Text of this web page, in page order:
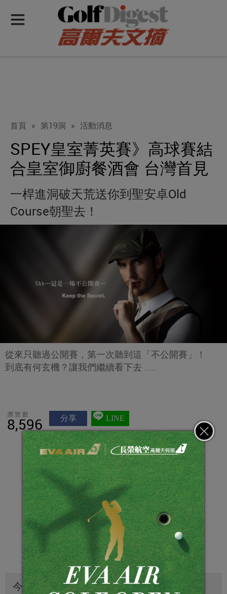
首頁 » 第19洞 » 活動消息
SPEY皇室菁英賽》高球賽結
合皇室御廚餐酒會 台灣首見
一桿進洞破天荒送你到聖安卓Old
Course朝聖去！
從來只聽過公開賽，第一次聽到這「不公開賽」！
到底有何玄機？讓我們繼續看下去 .....
瀏覽數
8,596 分享 LINE
今年三月，台灣高球界將迎來一場「不公